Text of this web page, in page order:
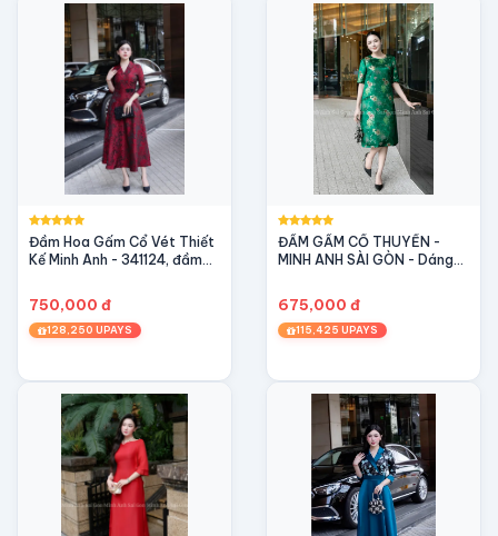
Đầm Hoa Gấm Cổ Vét Thiết
Kế Minh Anh - 341124, đầm
xếp ly, túi sườn
750,000 đ
128,250 UPAYS
ĐẦM GẤM CỔ THUYỀN -
MINH ANH SÀI GÒN - Dáng
Quý phái
675,000 đ
115,425 UPAYS